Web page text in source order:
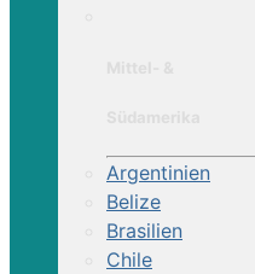
Argentinien
Belize
Brasilien
Chile